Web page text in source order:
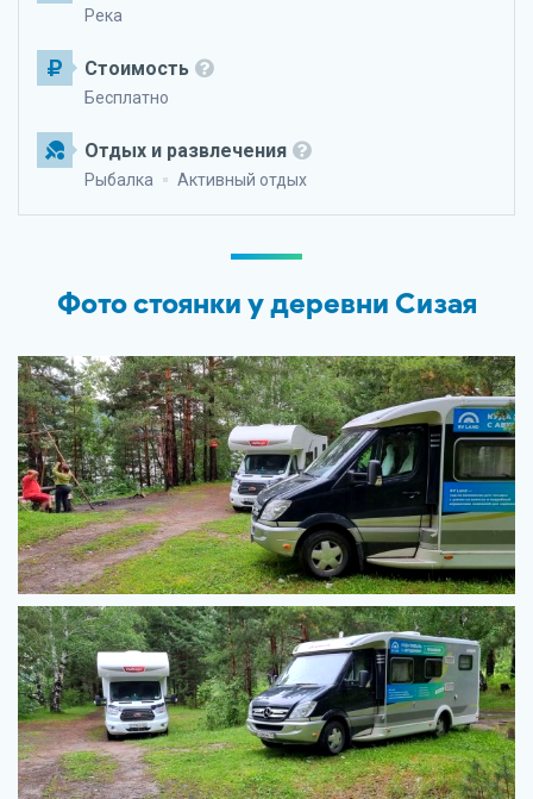
Река
Стоимость
Бесплатно
Отдых и развлечения
Рыбалка Активный отдых
Фото стоянки у деревни Сизая